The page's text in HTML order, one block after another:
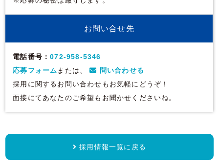
お問い合せ先
電話番号：072-958-5346
応募フォーム または、
問い合わせる
採用に関するお問い合わせもお気軽にどうぞ！
面接にてあなたのご希望もお聞かせくださいね。
採用情報一覧に戻る